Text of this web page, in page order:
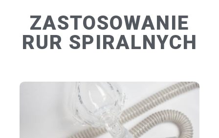
ZASTOSOWANIE
RUR SPIRALNYCH